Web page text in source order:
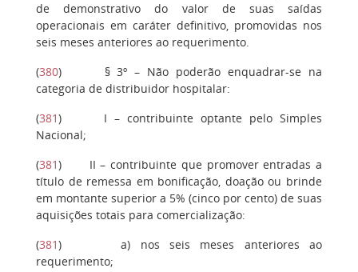
de demonstrativo do valor de suas saídas
operacionais em caráter definitivo, promovidas nos
seis meses anteriores ao requerimento.
(380) § 3º– Não poderão enquadrar-se na
categoria de distribuidor hospitalar:
(381) I– contribuinte optante pelo Simples
Nacional;
(381) II– contribuinte que promover entradas a
título de remessa em bonificação, doação ou brinde
em montante superior a 5% (cinco por cento) de suas
aquisições totais para comercialização:
(381)a) nos seis meses anteriores ao
requerimento;